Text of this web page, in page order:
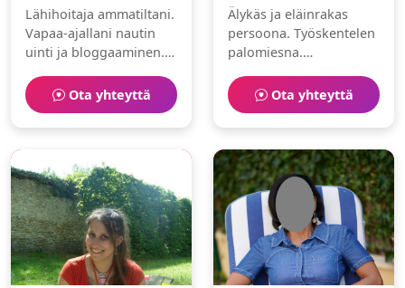
Lähihoitaja ammatiltani.
Vapaa-ajallani nautin
uinti ja bloggaaminen.
huumorintajuinen. Haen
kumppania elämän
seikkailuihin.
Ota yhteyttä
Älykäs ja eläinrakas
persoona. Työskentelen
palomiesna.
maalaaminen ja
kahvilat.
Ota yhteyttä